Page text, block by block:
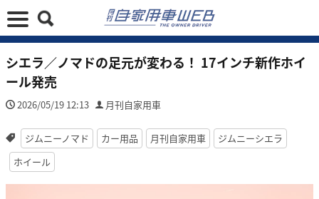
シエラ／ノマドの足元が変わる！ 17インチ新作ホイ
ール発売
2026/05/19 12:13 月刊自家用車
ジムニーノマド カー用品 月刊自家用車
ジムニーシエラ
ホイール